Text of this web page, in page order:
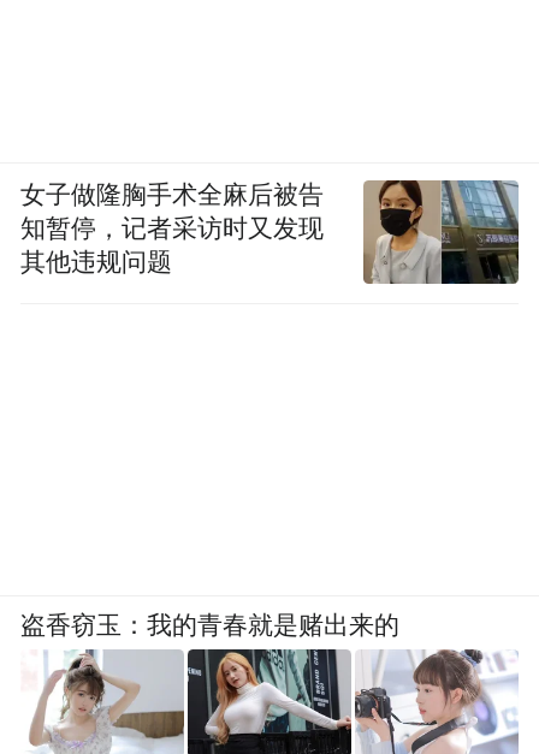
女子做隆胸手术全麻后被告
知暂停，记者采访时又发现
其他违规问题
盗香窃玉：我的青春就是赌出来的